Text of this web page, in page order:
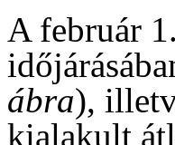
A február
ábra),
kialakult